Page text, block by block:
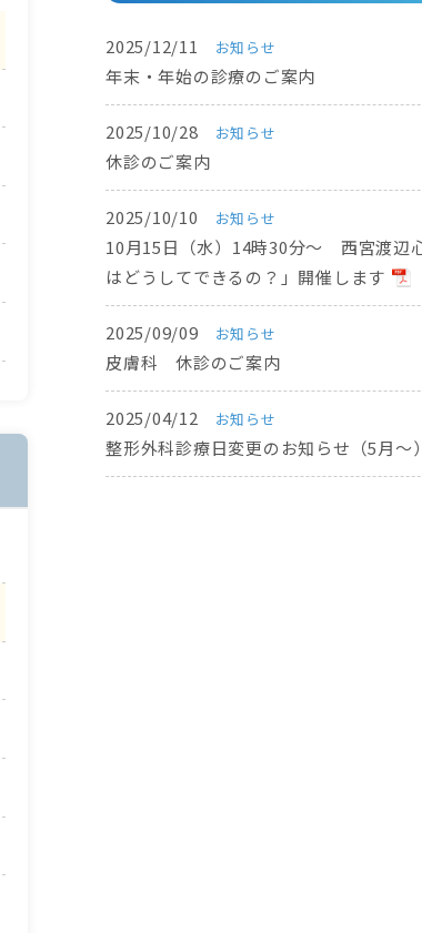
2025/12/11 お知らせ
年末・年始の診療のご案内
2025/10/28 お知らせ
休診のご案内
2025/10/10 お知らせ
10月15日（水）14時30分～ 西宮渡辺
はどうしてできるの？」開催します
2025/09/09 お知らせ
皮膚科 休診のご案内
2025/04/12 お知らせ
整形外科診療日変更のお知らせ（5月～）